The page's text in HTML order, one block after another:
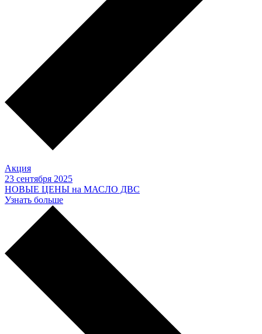
Акция
23 сентября 2025
НОВЫЕ ЦЕНЫ на МАСЛО ДВС
Узнать больше